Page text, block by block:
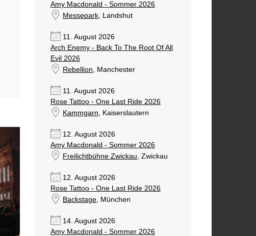
Amy Macdonald - Sommer 2026
Messepark, Landshut
11. August 2026
Arch Enemy - Back To The Root Of All
Evil 2026
Rebellion, Manchester
11. August 2026
Rose Tattoo - One Last Ride 2026
Kammgarn, Kaiserslautern
12. August 2026
Amy Macdonald - Sommer 2026
Freilichtbühne Zwickau, Zwickau
12. August 2026
Rose Tattoo - One Last Ride 2026
Backstage, München
14. August 2026
Amy Macdonald - Sommer 2026